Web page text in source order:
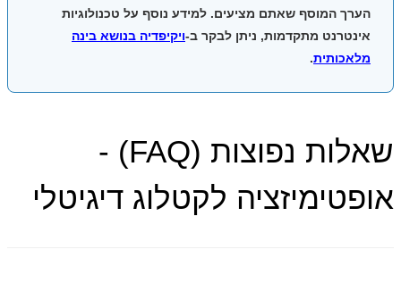
הערך המוסף שאתם מציעים. למידע נוסף על טכנולוגיות
אינטרנט מתקדמות, ניתן לבקר ב-ויקיפדיה בנושא בינה
מלאכותית.
שאלות נפוצות (FAQ) -
אופטימיזציה לקטלוג דיגיטלי